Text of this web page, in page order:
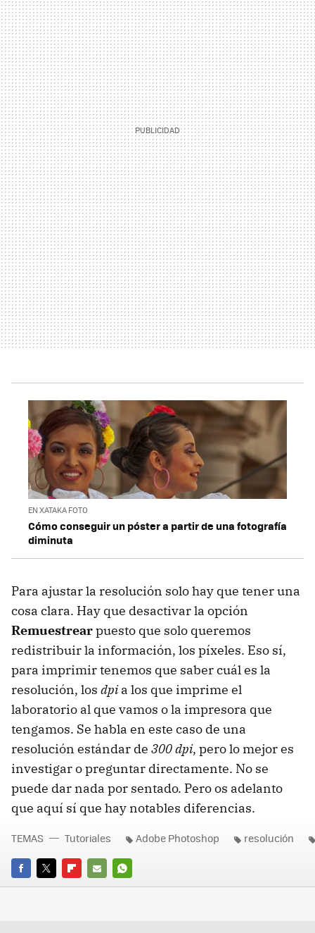
EN XATAKA FOTO
Cómo conseguir un póster a partir de una fotografía
diminuta
Para ajustar la resolución solo hay que tener una
cosa clara. Hay que desactivar la opción
Remuestrearpuesto que solo queremos
redistribuir la información, los píxeles. Eso sí,
para imprimir tenemos que saber cuál es la
resolución, los dpia los que imprime el
laboratorio al que vamos o la impresora que
tengamos. Se habla en este caso de una
resolución estándar de 300 dpi, pero lo mejor es
investigar o preguntar directamente. No se
puede dar nada por sentado. Pero os adelanto
que aquí sí que hay notables diferencias.
FACEBOOK
TWITTERFLIPBOARD
E-
WHATSAPP
TEMAS Tutoriales Adobe Photoshop resolución